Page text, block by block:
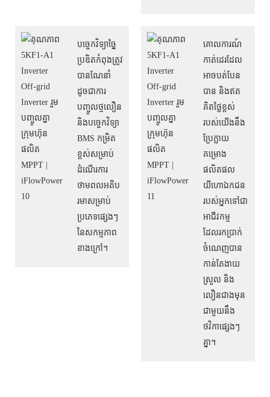
បច្ចេកវិទ្យាច្នៃ
ប្រឌិតកំពុងត្រូវ
បានណែនាំ
ដូចជាការ
បញ្ចូលថ្មលឿន
និងបច្ចេកវិទ្យា
BMS កម្រិត
ខ្ពស់សម្រាប់
ដំណើរការ
ថាមពលអតិប
រមាសម្រាប់
ប្រភេទផ្សេងៗ
នៃសកម្មភាព
ខាងក្រៅ។
គោលការណ៍
កាត់ដេរដែល
អាចបត់បែន
បាន និងឥត
គិតថ្លៃខ្ពស់
របស់យើងនឹង
ប្រែក្លាយ
គម្រោង
ផលិតផល
យីហោឯកជន
របស់អ្នកទៅជា
អាជីវកម្ម
ដែលរកប្រាក់
ចំណេញបាន
កាន់តែងាយ
ស្រួល និង
លឿនជាងមុន
ជាមួយនឹង
ថវិកាផ្សេងៗ
គ្នា។